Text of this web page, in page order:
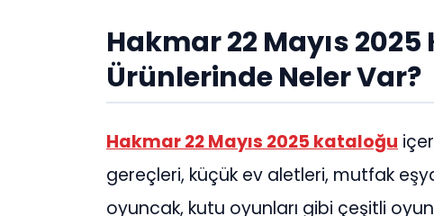
Hakmar 22 Mayıs
Ürünlerinde Neler Var?
Hakmar 22 Mayıs 2025 kataloğu
gereçleri, küçük ev aletleri, mutfak
oyuncak, kutu oyunları gibi çeşitli